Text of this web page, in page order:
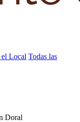
el Local Todas las
Doral